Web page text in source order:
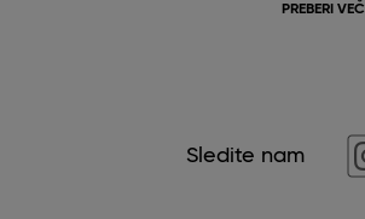
PREBERI VEČ
Sledite nam